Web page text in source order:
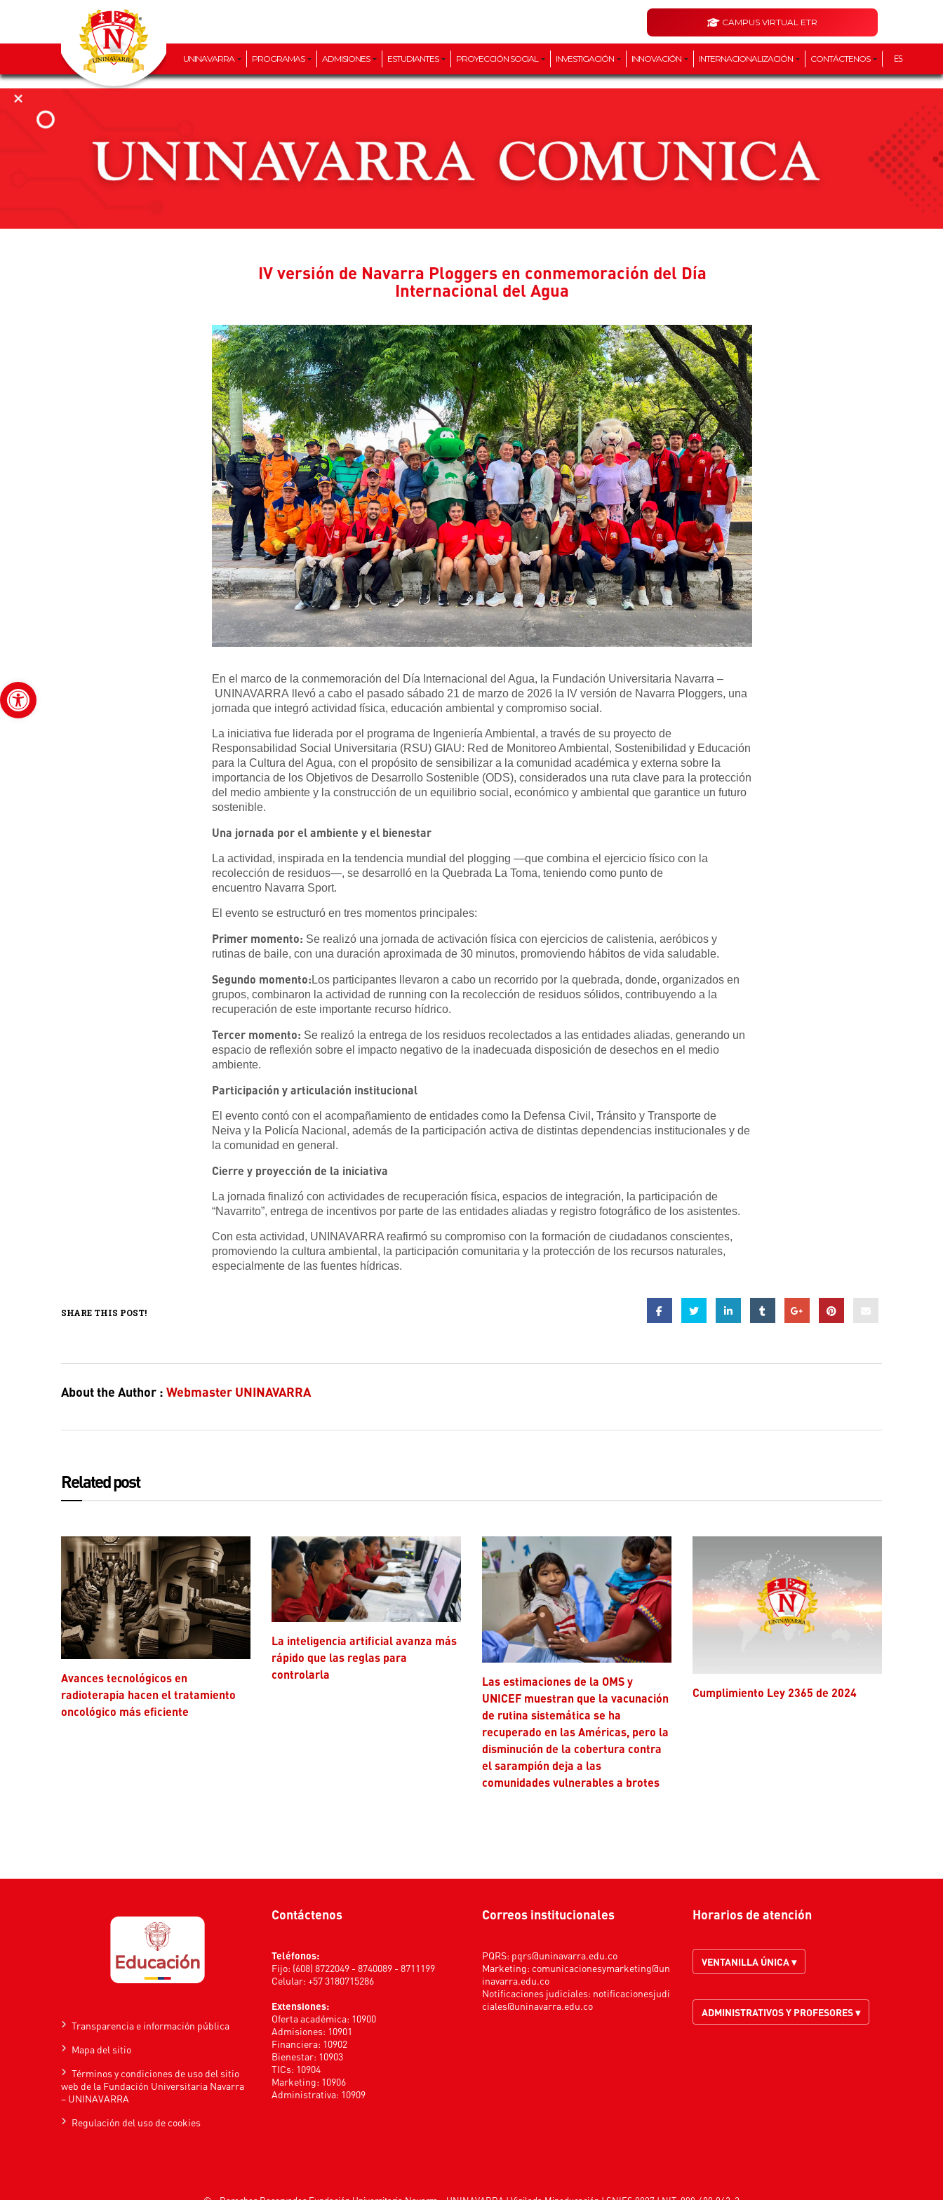
Abrir barra de herramientas
CAMPUS VIRTUAL ETR
UNINAVARRA PROGRAMAS ADMISIONES ESTUDIANTES PROYECCIÓN SOCIAL INVESTIGACIÓN INNOVACIÓN INTERNACIONALIZACIÓN CONTÁCTENOS ES
IV versión de Navarra Ploggers en conmemoración del Día
Internacional del Agua
En el marco de la conmemoración del Día Internacional del Agua, la Fundación Universitaria Navarra –
UNINAVARRA llevó a cabo el pasado sábado 21 de marzo de 2026 la IV versión de Navarra Ploggers, una
jornada que integró actividad física, educación ambiental y compromiso social.
La iniciativa fue liderada por el programa de Ingeniería Ambiental, a través de su proyecto de
Responsabilidad Social Universitaria (RSU) GIAU: Red de Monitoreo Ambiental, Sostenibilidad y Educación
para la Cultura del Agua, con el propósito de sensibilizar a la comunidad académica y externa sobre la
importancia de los Objetivos de Desarrollo Sostenible (ODS), considerados una ruta clave para la protección
del medio ambiente y la construcción de un equilibrio social, económico y ambiental que garantice un futuro
sostenible.
Una jornada por el ambiente y el bienestar
La actividad, inspirada en la tendencia mundial del plogging —que combina el ejercicio físico con la
recolección de residuos—, se desarrolló en la Quebrada La Toma, teniendo como punto de
encuentro Navarra Sport.
El evento se estructuró en tres momentos principales:
Primer momento: Se realizó una jornada de activación física con ejercicios de calistenia, aeróbicos y
rutinas de baile, con una duración aproximada de 30 minutos, promoviendo hábitos de vida saludable.
Segundo momento: Los participantes llevaron a cabo un recorrido por la quebrada, donde, organizados en
grupos, combinaron la actividad de running con la recolección de residuos sólidos, contribuyendo a la
recuperación de este importante recurso hídrico.
Tercer momento: Se realizó la entrega de los residuos recolectados a las entidades aliadas, generando un
espacio de reflexión sobre el impacto negativo de la inadecuada disposición de desechos en el medio
ambiente.
Participación y articulación institucional
El evento contó con el acompañamiento de entidades como la Defensa Civil, Tránsito y Transporte de
Neiva y la Policía Nacional, además de la participación activa de distintas dependencias institucionales y de
la comunidad en general.
Cierre y proyección de la iniciativa
La jornada finalizó con actividades de recuperación física, espacios de integración, la participación de
“Navarrito”, entrega de incentivos por parte de las entidades aliadas y registro fotográfico de los asistentes.
Con esta actividad, UNINAVARRA reafirmó su compromiso con la formación de ciudadanos conscientes,
promoviendo la cultura ambiental, la participación comunitaria y la protección de los recursos naturales,
especialmente de las fuentes hídricas.
SHARE THIS POST!
About the Author : Webmaster UNINAVARRA
Related post
Avances tecnológicos en
radioterapia hacen el tratamiento
oncológico más eficiente
La inteligencia artificial avanza más
rápido que las reglas para
controlarla
Las estimaciones de la OMS y
UNICEF muestran que la vacunación
de rutina sistemática se ha
recuperado en las Américas, pero la
disminución de la cobertura contra
el sarampión deja a las
comunidades vulnerables a brotes
Cumplimiento Ley 2365 de 2024
Transparencia e información pública
Mapa del sitio
Términos y condiciones de uso del sitio
web de la Fundación Universitaria Navarra
– UNINAVARRA
Regulación del uso de cookies
Contáctenos
Teléfonos:
Fijo: (608) 8722049 - 8740089 - 8711199
Celular: +57 3180715286
Extensiones:
Oferta académica: 10900
Admisiones: 10901
Financiera: 10902
Bienestar: 10903
TICs: 10904
Marketing: 10906
Administrativa: 10909
Correos institucionales
PQRS: pqrs@uninavarra.edu.co
Marketing: comunicacionesymarketing@un
inavarra.edu.co
Notificaciones judiciales: notificacionesjudi
ciales@uninavarra.edu.co
Horarios de atención
VENTANILLA ÚNICA ▾
ADMINISTRATIVOS Y PROFESORES ▾